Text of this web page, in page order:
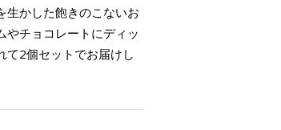
生かした飽きのこないお
やチョコレートにディッ
て2個セットでお届けし